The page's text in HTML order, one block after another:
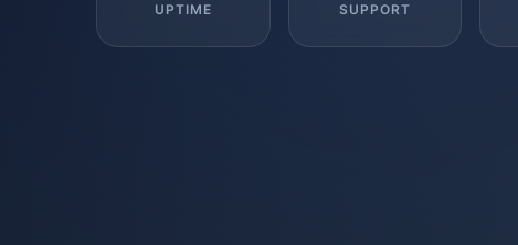
UPTIME SUPPORT